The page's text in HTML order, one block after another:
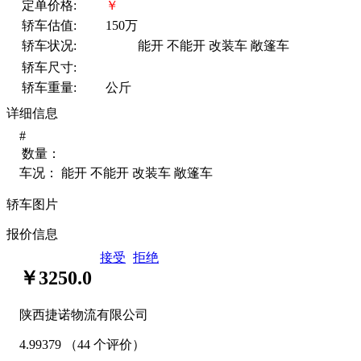
定单价格:
￥
轿车估值:
150万
轿车状况:
能开 不能开 改装车 敞篷车
轿车尺寸:
轿车重量:
公斤
详细信息
#
数量：
车况：
能开 不能开 改装车 敞篷车
轿车图片
报价信息
￥3250.0
接受 拒绝
陕西捷诺物流有限公司
4.99379 （44 个评价）